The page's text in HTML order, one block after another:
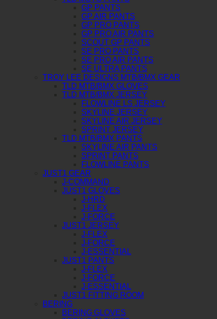
GP PANTS
GP AIR PANTS
GP PRO PANTS
GP PRO AIR PANTS
SCOUT GP PANTS
SE PRO PANTS
SE PRO AIR PANTS
SE ULTRA PANTS
TROY LEE DESIGNS MTB/BMX GEAR
TLD MTB/BMX GLOVES
TLD MTB/BMX JERSEY
FLOWLINE LS JERSEY
SKYLINE JERSEY
SKYLINE AIR JERSEY
SPRINT JERSEY
TLD MTB/BMX PANTS
SKYLINE AIR PANTS
SPRINT PANTS
FLOWLINE PANTS
JUST1 GEAR
J-COMMAND
JUST1 GLOVES
J-HRD
J-FLEX
J-FORCE
JUST1 JERSEY
J-FLEX
J-FORCE
J-ESSENTIAL
JUST1 PANTS
J-FLEX
J-FORCE
J-ESSENTIAL
JUST1 FITTING ROOM
BERING
BERING GLOVES